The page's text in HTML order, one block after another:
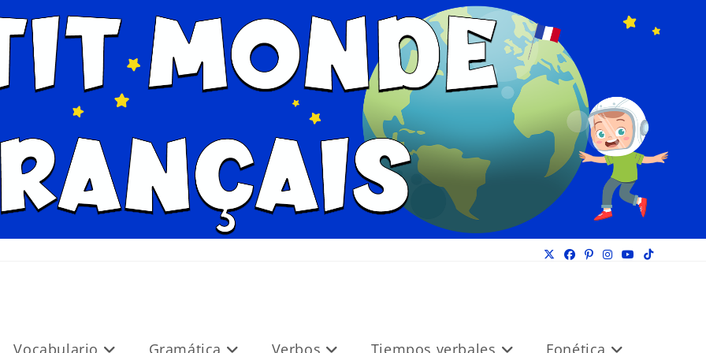
Vocabulario Gramática Verbos Tiempos verbales Fonética